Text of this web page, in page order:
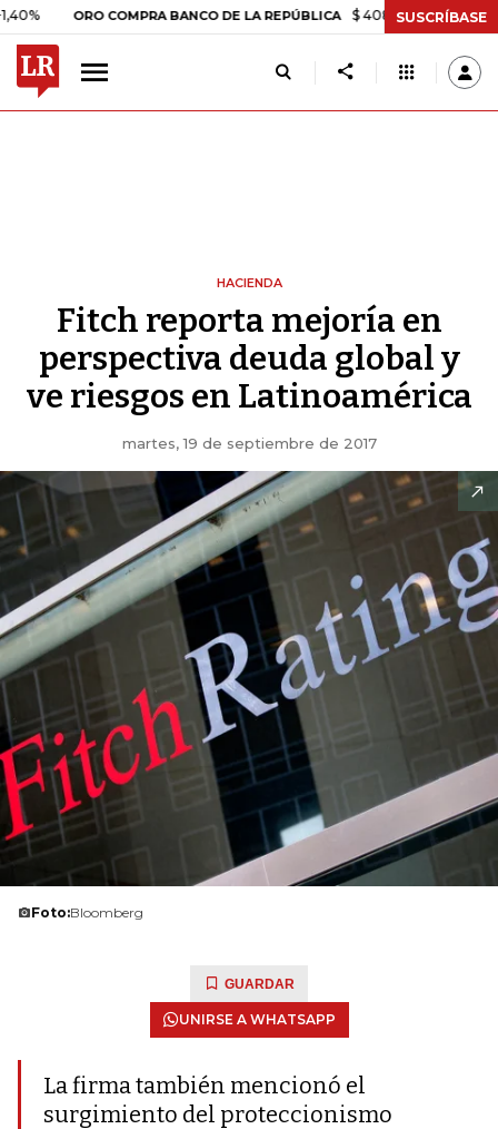
ORO COMPRA BANCO DE LA REPÚBLICA $ 408.498,97 +$ 8.753,81
SUSCRÍBASE
HACIENDA
Fitch reporta mejoría en
perspectiva deuda global y
ve riesgos en Latinoamérica
martes, 19 de septiembre de 2017
Foto:Bloomberg
GUARDAR
UNIRSE A WHATSAPP
La firma también mencionó el
surgimiento del proteccionismo